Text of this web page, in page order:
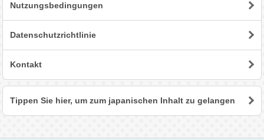
Nutzungsbedingungen
Datenschutzrichtlinie
Kontakt
Tippen Sie hier, um zum japanischen Inhalt zu gelangen